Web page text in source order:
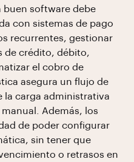
buen software debe
con sistemas de pago
recurrentes, gestionar
de crédito, débito,
el cobro de
asegura un flujo de
la carga administrativa
Además, los
de poder configurar
sin tener que
o retrasos en